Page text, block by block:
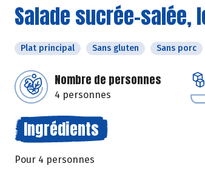
Salade sucrée-salée,
Plat principal Sans gluten Sans porc
Nombre de personnes
4 personnes
Ingrédients
Pour 4 personnes